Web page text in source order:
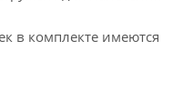
в комплекте имеются